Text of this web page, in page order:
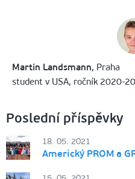
Martin Landsmann, Praha
student v USA, ročník 2020-
Poslední příspěvky
18. 05. 2021
Americký PROM a